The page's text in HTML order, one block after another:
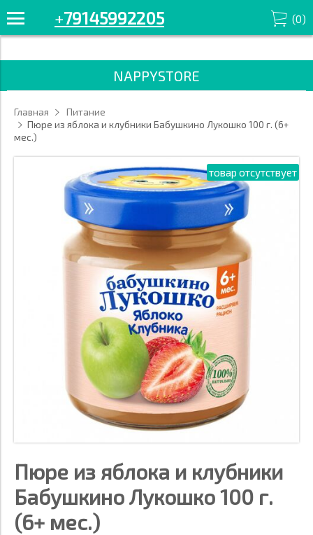
'/>
+79145992205 (0)
NAPPYSTORE
Главная
Питание
Пюре из яблока и клубники Бабушкино Лукошко 100 г. (6+
мес.)
товар отсутствует
Пюре из яблока и клубники
Бабушкино Лукошко 100 г.
(6+ мес.)